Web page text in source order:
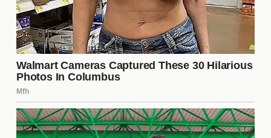
mantenga un espíritu positivo y cohesionado, lo que
es esencial para el rendimiento en latemporada .